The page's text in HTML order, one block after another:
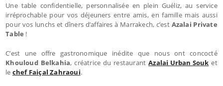
Une table confidentielle, personnalisée en plein Guéliz, au service
irréprochable pour vos déjeuners entre amis, en famille mais aussi
pour vos lunchs et dîners d’affaires à Marrakech, c’est Azalai Private
Table !
C’est une offre gastronomique inédite que nous ont concocté
Khouloud Belkahia, créatrice du restaurantAzalai Urban Souk et
le chef Faiçal Zahraoui.